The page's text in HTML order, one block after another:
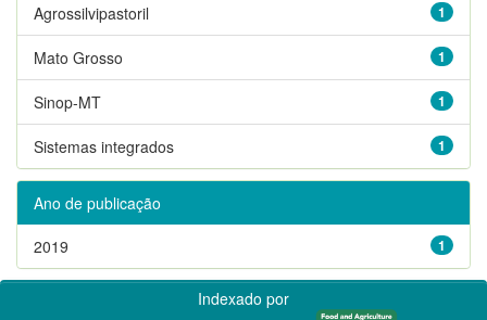
1
Agrossilvipastoril
1
Mato Grosso
1
Sinop-MT
1
Sistemas integrados
Ano de publicação
1
2019
Indexado por